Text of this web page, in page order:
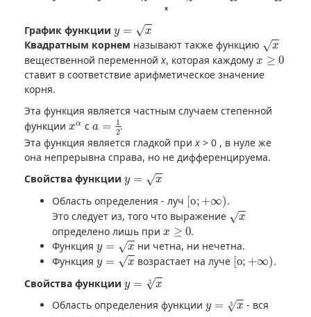
График функции y = √x
Квадратным корнем называют также функцию √x
вещественной переменнойx, которая каждому x ≥ 0
x ≥0
ставит в соответствие арифметическое значение
корня.
Эта функция является частным случаем степенной
функции xα
xα с a =
1
2
a=12.
Эта функция является гладкой приx > 0 , в нуле же
она непрерывна справа, но не дифференцируема.
Свойства функции y = √x
Область определения - луч о; +∞)
[ +
.
Это следует из, того что выражение √x
определено лишь при x ≥ 0
x ≥0
.
Функция y = √x
y= x
ни четна, ни нечетна.
Функция y = √x
y возрастает на луче [о; +∞)
[о; +
.
Свойства функции y = 3
√x
3
Область определения функции y = 3
√x
3
- вся